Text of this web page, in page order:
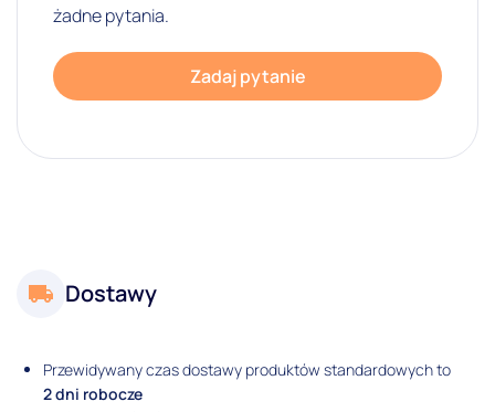
żadne pytania.
Zadaj pytanie
Dostawy
Przewidywany czas dostawy produktów standardowych to
2 dni robocze